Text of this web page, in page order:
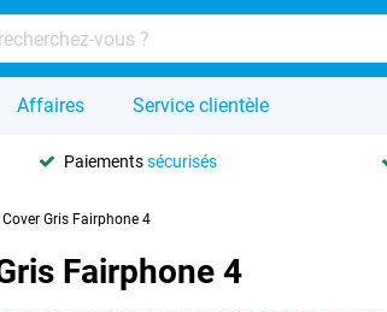
Affaires Service clientèle
Paiementssécurisés
Gris Fairphone 4
Fairphone 4